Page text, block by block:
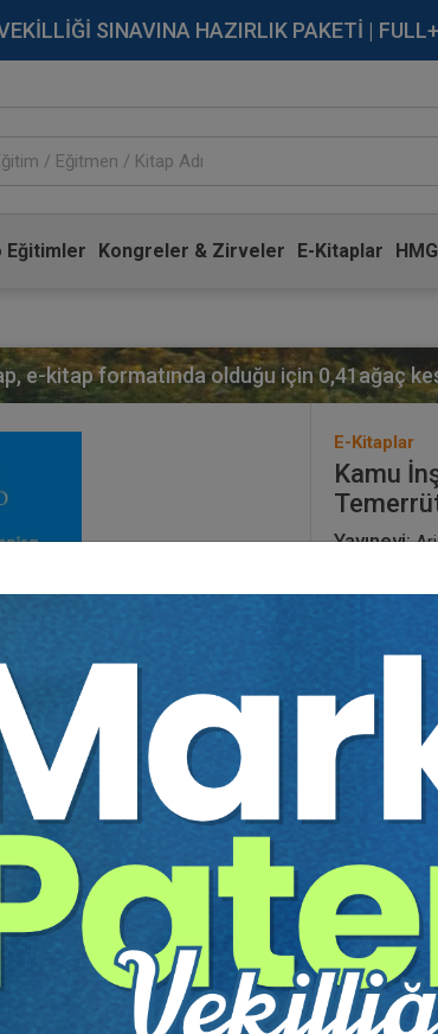
SINAVINA HAZIRLIK PAKETİ |
Eğitimler Kongreler & Zirveler E-Kitaplar
e-kitap formatında olduğu için0,41ağaç
E-Kitaplar
Kamu
Yayınevi:
Tür: E-kitap
Basılı
direkt olarak ulaşabilir ve cihazlarınızdan